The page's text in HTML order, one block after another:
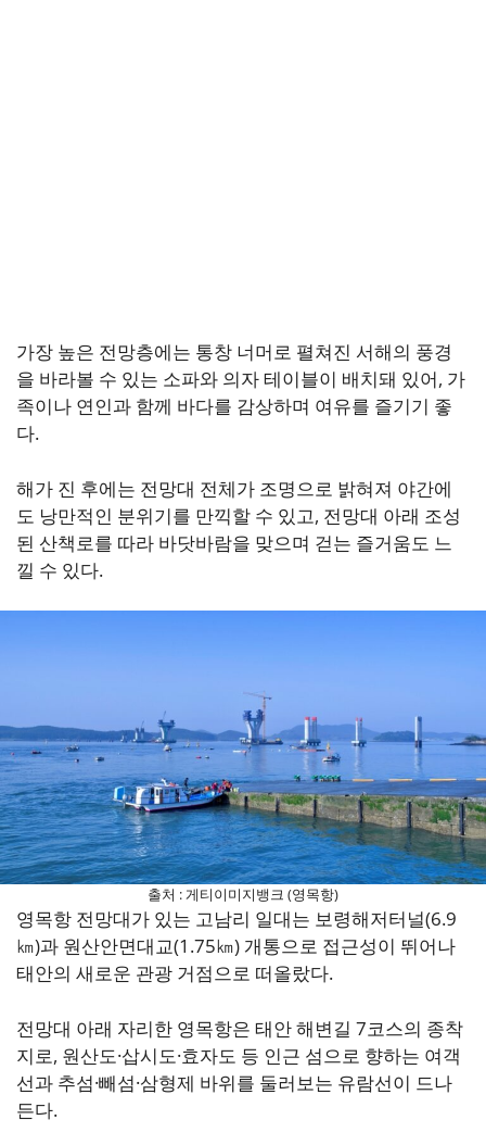
가장 높은 전망층에는 통창 너머로 펼쳐진 서해의 풍경
을 바라볼 수 있는 소파와 의자 테이블이 배치돼 있어, 가
족이나 연인과 함께 바다를 감상하며 여유를 즐기기 좋
다.
해가 진 후에는 전망대 전체가 조명으로 밝혀져 야간에
도 낭만적인 분위기를 만끽할 수 있고, 전망대 아래 조성
된 산책로를 따라 바닷바람을 맞으며 걷는 즐거움도 느
낄 수 있다.
출처 : 게티이미지뱅크 (영목항)
영목항 전망대가 있는 고남리 일대는 보령해저터널(6.9
㎞)과 원산안면대교(1.75㎞) 개통으로 접근성이 뛰어나
태안의 새로운 관광 거점으로 떠올랐다.
전망대 아래 자리한 영목항은 태안 해변길 7코스의 종착
지로, 원산도·삽시도·효자도 등 인근 섬으로 향하는 여객
선과 추섬·빼섬·삼형제 바위를 둘러보는 유람선이 드나
든다.